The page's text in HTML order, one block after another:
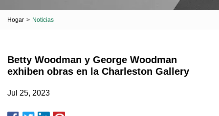
Hogar > Noticias
Betty Woodman y George Woodman
exhiben obras en la Charleston Gallery
Jul 25, 2023